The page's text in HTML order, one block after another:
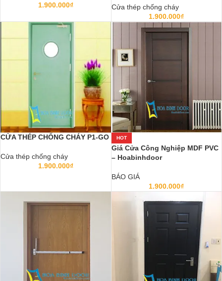
1.900.000₫
Cửa thép chống cháy
1.900.000₫
CỬA THÉP CHỐNG CHÁY P1-GO
Cửa thép chống cháy
1.900.000₫
HOT
Giá Cửa Công Nghiệp MDF PVC
– Hoabinhdoor
BÁO GIÁ
1.900.000₫